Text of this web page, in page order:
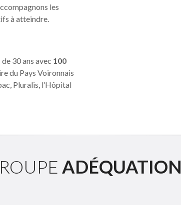
les
à atteindre.
30 ans avec 100
du Pays Voironnais
Pluralis, l’Hôpital
ADÉQUATION